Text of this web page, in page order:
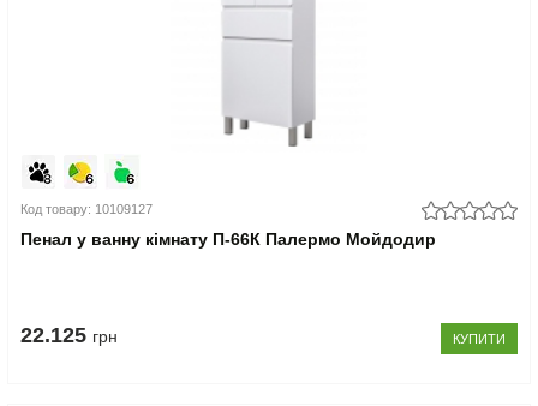
Код товару: 10109127
Пенал у ванну кімнату П-66К Палермо Мойдодир
22.125 грн КУПИТИ